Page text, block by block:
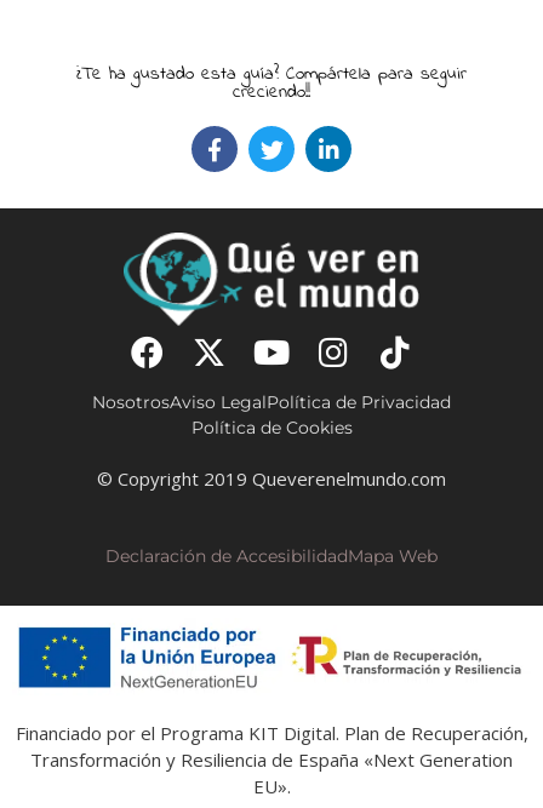
¿Te ha gustado esta guía? Compártela para seguir
creciendo!!
NosotrosAviso LegalPolítica de Privacidad
Política de Cookies
© Copyright 2019 Queverenelmundo.com
Declaración de AccesibilidadMapa Web
Financiado por el Programa KIT Digital. Plan de Recuperación,
Transformación y Resiliencia de España «Next Generation
EU».